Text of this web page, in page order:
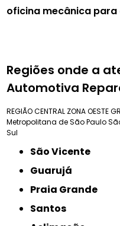
oficina mecânica
Regiões onde a
Automotiva
REGIÃO CENTRAL ZONA OESTE
Metropolitana de São Paulo
Sul
São Vicente
Guarujá
Praia Grande
Santos